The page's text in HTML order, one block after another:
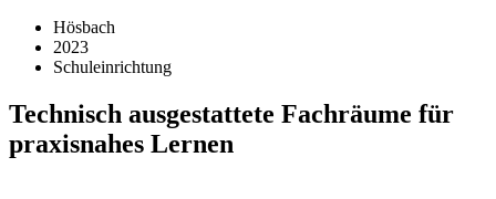
Hösbach
2023
Schuleinrichtung
Technisch ausgestattete Fachräume für
praxisnahes Lernen